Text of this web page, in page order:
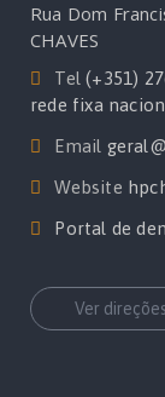
Rua Dom
CHAVES
Tel(+351)
rede fixa
Email
Website
Portal de
Ver direções